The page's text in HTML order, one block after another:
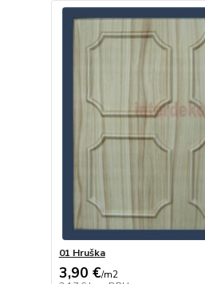
01 Hruška
3,90 €/m2